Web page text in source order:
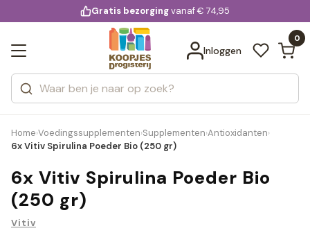
voor 20:00 uur besteld
Gratis bezorgingvanaf € 74,95
Inloggen
0
Zoeken
Categorieën
Merken
Bekijk alle resultaten
Home›Voedingssupplementen›Supplementen›Antioxidanten›
6x Vitiv Spirulina Poeder Bio (250 gr)
6x Vitiv Spirulina Poeder Bio
(250 gr)
Vitiv